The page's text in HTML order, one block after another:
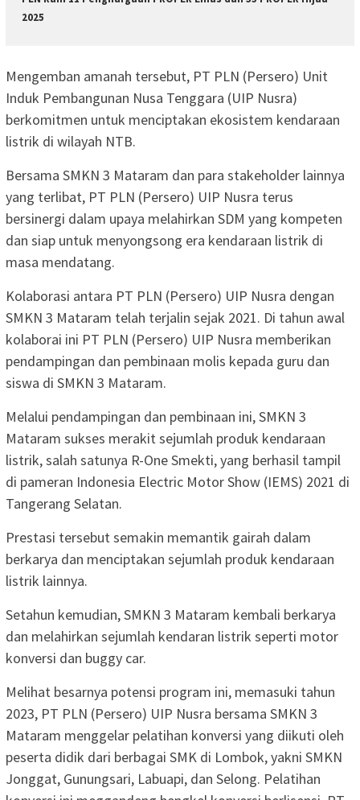
2025
Mengemban amanah tersebut, PT PLN (Persero) Unit
Induk Pembangunan Nusa Tenggara (UIP Nusra)
berkomitmen untuk menciptakan ekosistem kendaraan
listrik di wilayah NTB.
Bersama SMKN 3 Mataram dan para stakeholder lainnya
yang terlibat, PT PLN (Persero) UIP Nusra terus
bersinergi dalam upaya melahirkan SDM yang kompeten
dan siap untuk menyongsong era kendaraan listrik di
masa mendatang.
Kolaborasi antara PT PLN (Persero) UIP Nusra dengan
SMKN 3 Mataram telah terjalin sejak 2021. Di tahun awal
kolaborai ini PT PLN (Persero) UIP Nusra memberikan
pendampingan dan pembinaan molis kepada guru dan
siswa di SMKN 3 Mataram.
Melalui pendampingan dan pembinaan ini, SMKN 3
Mataram sukses merakit sejumlah produk kendaraan
listrik, salah satunya R-One Smekti, yang berhasil tampil
di pameran Indonesia Electric Motor Show (IEMS) 2021 di
Tangerang Selatan.
Prestasi tersebut semakin memantik gairah dalam
berkarya dan menciptakan sejumlah produk kendaraan
listrik lainnya.
Setahun kemudian, SMKN 3 Mataram kembali berkarya
dan melahirkan sejumlah kendaran listrik seperti motor
konversi dan buggy car.
Melihat besarnya potensi program ini, memasuki tahun
2023, PT PLN (Persero) UIP Nusra bersama SMKN 3
Mataram menggelar pelatihan konversi yang diikuti oleh
peserta didik dari berbagai SMK di Lombok, yakni SMKN
Jonggat, Gunungsari, Labuapi, dan Selong. Pelatihan